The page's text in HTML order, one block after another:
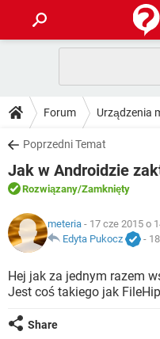
GRY
SPOTIFY
INSTAGRAM
WINDOWS 10
PORADY
PlayStation
SPOTIFY
INSTAGRAM
WINDOWS 10
DO POBRANIA
ANDROID
GRY
IOS
INSTAGRAM
WINDOWS 10
FORUM
COVID-19
GRY
INSTAGRAM
WINDOWS 10
ARTYKUŁY
COVID-19
GRY
INSTAGRAM
Forum Urządzenia
Poprzedni Temat
Jak w Androidzie
Rozwiązany/Zamknięty
meteria - 17 cze 2015 o
Edyta Pukocz
-
Hej jak za jednym razem
Jest coś takiego jak
Share